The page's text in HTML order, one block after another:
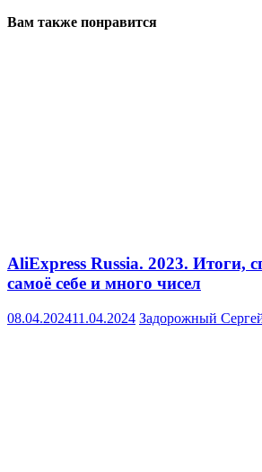
Вам также понравится
AliExpress Russia. 2023. Итоги,
самоё себе и много чисел
08.04.202411.04.2024 Задорожный